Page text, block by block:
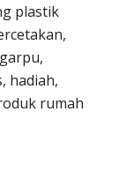
plastik
hadiah,
rumah